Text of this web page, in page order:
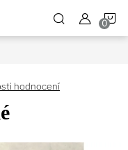
hodnocení